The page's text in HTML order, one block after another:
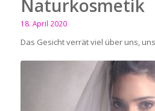
Naturkosmetik
18. April 2020
Das Gesicht verrät viel über uns,